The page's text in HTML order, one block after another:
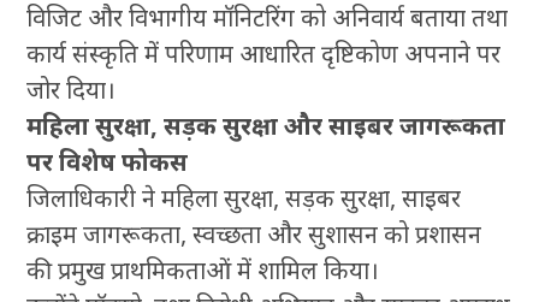
विजिट और विभागीय मॉनिटरिंग को अनिवार्य बताया तथा
कार्य संस्कृति में परिणाम आधारित दृष्टिकोण अपनाने पर
जोर दिया।
महिला सुरक्षा, सड़क सुरक्षा और साइबर जागरूकता
पर विशेष फोकस
जिलाधिकारी ने महिला सुरक्षा, सड़क सुरक्षा, साइबर
क्राइम जागरूकता, स्वच्छता और सुशासन को प्रशासन
की प्रमुख प्राथमिकताओं में शामिल किया।